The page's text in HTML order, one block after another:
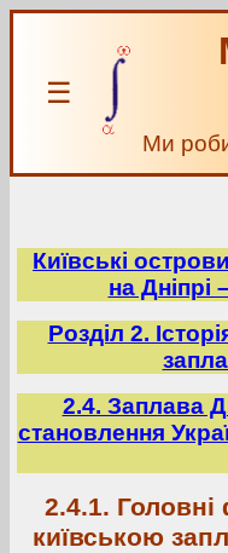
☰
Ми
Київські
на Дніпрі
Розділ 2.
2.4. Заплава
становлення
2.4.1.
київською